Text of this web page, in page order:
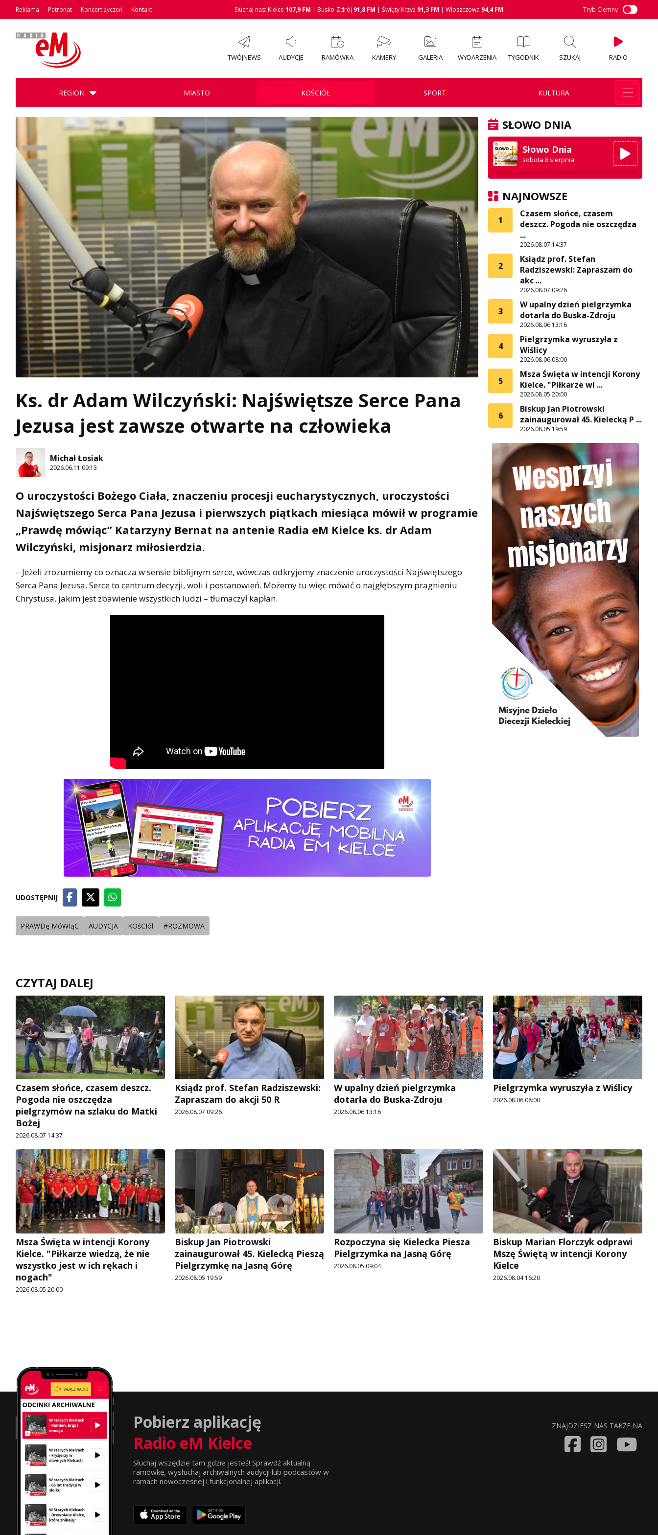
Reklama Patronat Koncert życzeń Kontakt Słuchaj nas: Kielce 107,9 FM | Busko-Zdrój 91,8 FM | Święty Krzyż 91,3 FM | Włoszczowa 94,4 FM Tryb Ciemny
TWÓJNEWS AUDYCJE RAMÓWKA KAMERY GALERIA WYDARZENIA TYGODNIK SZUKAJ RADIO
REGION MIASTO KOŚCIÓŁ SPORT KULTURA
Ks. dr Adam Wilczyński: Najświętsze Serce Pana
Jezusa jest zawsze otwarte na człowieka
Michał Łosiak
2026.06.11 09:13
O uroczystości Bożego Ciała, znaczeniu procesji eucharystycznych, uroczystości
Najświętszego Serca Pana Jezusa i pierwszych piątkach miesiąca mówił w programie
„Prawdę mówiąc” Katarzyny Bernat na antenie Radia eM Kielce ks. dr Adam
Wilczyński, misjonarz miłosierdzia.
– Jeżeli zrozumiemy co oznacza w sensie biblijnym serce, wówczas odkryjemy znaczenie uroczystości Najświętszego
Serca Pana Jezusa. Serce to centrum decyzji, woli i postanowień. Możemy tu więc mówić o najgłębszym pragnieniu
Chrystusa, jakim jest zbawienie wszystkich ludzi – tłumaczył kapłan.
UDOSTĘPNIJ
PRAWDę MóWIąC AUDYCJA KOśCIół #ROZMOWA
SŁOWO DNIA
Słowo Dnia
sobota 8 sierpnia
NAJNOWSZE
1
Czasem słońce, czasem
deszcz. Pogoda nie oszczędza
...
2026.08.07 14:37
2
Ksiądz prof. Stefan
Radziszewski: Zapraszam do
akc ...
2026.08.07 09:26
3
W upalny dzień pielgrzymka
dotarła do Buska-Zdroju
2026.08.06 13:16
4
Pielgrzymka wyruszyła z
Wiślicy
2026.08.06 08:00
5
Msza Święta w intencji Korony
Kielce. "Piłkarze wi ...
2026.08.05 20:00
6
Biskup Jan Piotrowski
zainaugurował 45. Kielecką P ...
2026.08.05 19:59
CZYTAJ DALEJ
Czasem słońce, czasem deszcz.
Pogoda nie oszczędza
pielgrzymów na szlaku do Matki
Bożej
2026.08.07 14:37
Ksiądz prof. Stefan Radziszewski:
Zapraszam do akcji 50 R
2026.08.07 09:26
W upalny dzień pielgrzymka
dotarła do Buska-Zdroju
2026.08.06 13:16
Pielgrzymka wyruszyła z Wiślicy
2026.08.06 08:00
Msza Święta w intencji Korony
Kielce. "Piłkarze wiedzą, że nie
wszystko jest w ich rękach i
nogach"
2026.08.05 20:00
Biskup Jan Piotrowski
zainaugurował 45. Kielecką Pieszą
Pielgrzymkę na Jasną Górę
2026.08.05 19:59
Rozpoczyna się Kielecka Piesza
Pielgrzymka na Jasną Górę
2026.08.05 09:04
Biskup Marian Florczyk odprawi
Mszę Świętą w intencji Korony
Kielce
2026.08.04 16:20
Pobierz aplikację
Radio eM Kielce
Słuchaj wszędzie tam gdzie jesteś! Sprawdź aktualną
ramówkę, wysłuchaj archiwalnych audycji lub podcastów w
ramach nowoczesnej i funkcjonalnej aplikacji.
ZNAJDZIESZ NAS TAKŻE NA